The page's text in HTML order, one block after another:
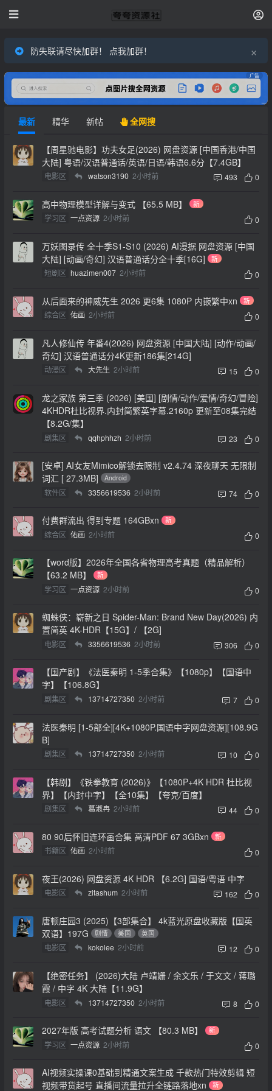
防失联请尽快加群！ 点我加群！ ×
广告
最新 精华 新帖 全网搜
【周星驰电影】功夫女足(2026) 网盘资源 [中国香港/中国
大陆] 粤语/汉语普通话/英语/日语/韩语6.6分【7.4GB】
电影区 watson3190 2小时前 493 0
高中物理模型详解与变式 【65.5 MB】 新
学习区 一点资源 2小时前 0
万妖图录传 全十季S1-S10 (2026) AI漫据 网盘资源 [中国
大陆] [动画/奇幻] 汉语普通话分全十季[16G]
新
短剧区 huazimen007 2小时前 0
从后面来的神威先生 2026 更6集 1080P 内嵌繁中xn 新
综合区 佑画 2小时前 0
凡人修仙传 年番4(2026) 网盘资源 [中国大陆] [动作/动画/
奇幻] 汉语普通话分4K更新186集[214G]
动漫区 大先生 2小时前 15 0
龙之家族 第三季 (2026) [美国] [剧情/动作/爱情/奇幻/冒险]
4KHDR杜比视界.内封简繁英字幕.2160p 更新至08集完结
【8.2G/集】
剧集区 qqhphhzh 2小时前 23 0
[安卓] AI女友Mimico解锁去限制 v2.4.74 深夜聊天 无限制
词汇 [ 27.3MB]
Android
软件区 3356619536 2小时前 74 0
付费群流出 得到专题 164GBxn 新
综合区 佑画 2小时前 0
【word版】2026年全国各省物理高考真题（精品解析）
【63.2 MB】
新
学习区 一点资源 2小时前 0
蜘蛛侠：崭新之日 Spider-Man: Brand New Day(2026) 内
置简英 4K-HDR【15G】/ 【2G]
电影区 3356619536 2小时前 306 0
【国产剧】《法医秦明 1-5季合集》【1080p】【国语中
字】【106.8G】
剧集区 13714727350 2小时前 7 0
法医秦明 [1-5部全][4K+1080P.国语中字网盘资源][108.9G
B]
剧集区 13714727350 2小时前 10 0
【韩剧】《铁拳教育 (2026)》【1080P+4K HDR 杜比视
界】【内封中字】【全10集】【夸克/百度】
剧集区 葛淑冉 2小时前 44 0
80 90后怀旧连环画合集 高清PDF 67 3GBxn 新
书籍区 佑画 2小时前 0
夜王(2026) 网盘资源 4K HDR 【6.2G] 国语/粤语 中字
电影区 zitashum 2小时前 162 0
唐顿庄园3 (2025)【3部集合】 4k蓝光原盘收藏版【国英
双语】197G
剧情 美国 英国
电影区 kokolee 2小时前 12 0
【绝密任务】 (2026)大陆 卢靖姗 / 余文乐 / 于文文 / 蒋璐
霞 / 中字 4K 大陆【11.9G】
电影区 13714727350 2小时前 8 0
2027年版 高考试题分析 语文 【80.3 MB】 新
学习区 一点资源 2小时前 0
AI视频实操课0基础到精通文案生成 千款热门特效剪辑 短
视频带货起号 直播间流量拉升全链路落地xn
新